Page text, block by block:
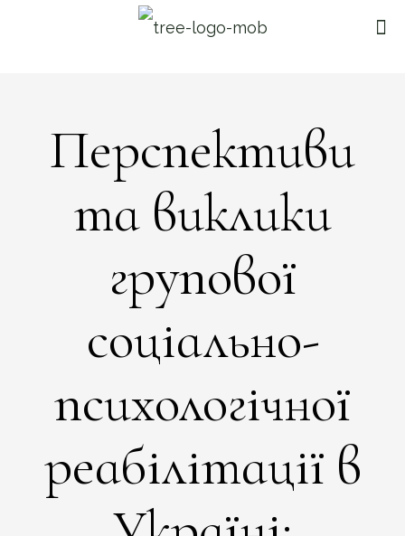
Перспективи
та виклики
групової
соціально-
психологічної
реабілітації в